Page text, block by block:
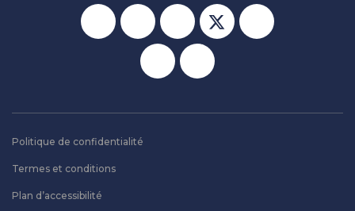
Réseaux sociaux
Politique de confidentialité
Termes et conditions
Plan d’accessibilité